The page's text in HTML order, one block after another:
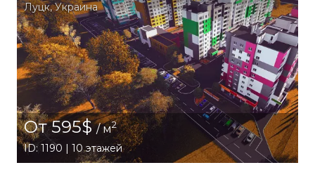
Луцк,Украина
От 595$/ м2
ID: 1190 | 10 этажей